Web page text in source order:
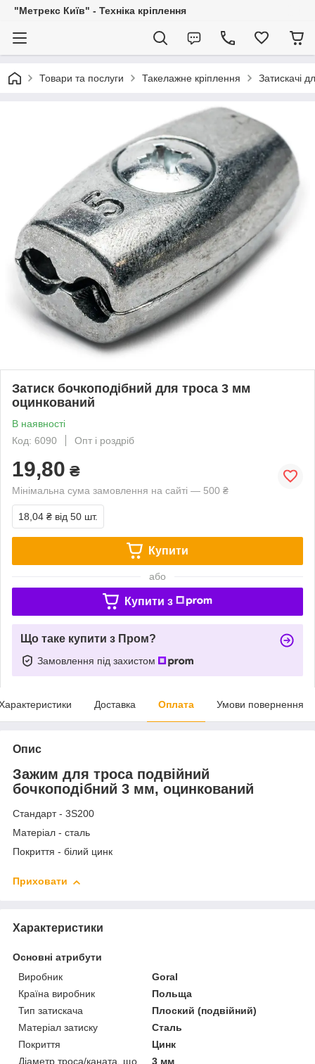
"Метрекс Київ" - Техніка кріплення
Товари та послуги Такелажне кріплення Затискачі
Затиск бочкоподібний для троса 3 мм
оцинкований
В наявності
Код: 6090
Опт і роздріб
19,80 ₴
Мінімальна сума замовлення на сайті — 500 ₴
18,04 ₴ від 50 шт.
Купити
або
Купити з
Що таке купити з Пром?
Замовлення під захистом
Доставка Оплата Умови повернення
Опис
Зажим для троса подвійний
бочкоподібний 3 мм, оцинкований
Стандарт - 3S200
Матеріал - сталь
Покриття - білий цинк
Приховати
Характеристики
Основні атрибути
Виробник
Goral
Країна виробник
Польща
Тип затискача
Плоский (подвійний)
Матеріал затиску
Сталь
Покриття
Цинк
Діаметр троса/каната, що
3 мм